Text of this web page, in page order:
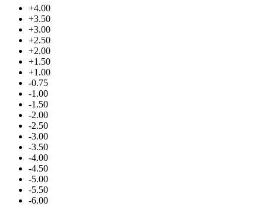
+4.00
+3.50
+3.00
+2.50
+2.00
+1.50
+1.00
-0.75
-1.00
-1.50
-2.00
-2.50
-3.00
-3.50
-4.00
-4.50
-5.00
-5.50
-6.00